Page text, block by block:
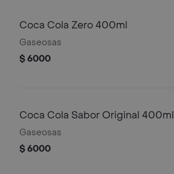
Coca Cola Zero 400ml
Gaseosas
$ 6000
Coca Cola Sabor Original 400ml
Gaseosas
$ 6000